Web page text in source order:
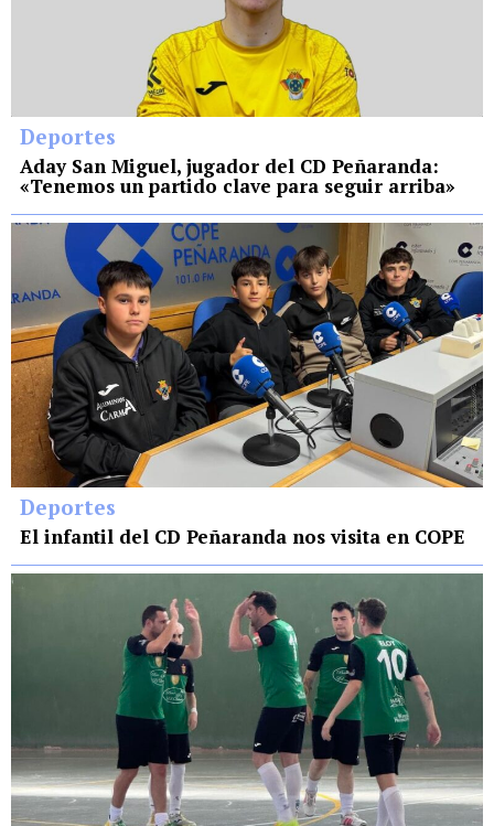
Deportes
Aday San Miguel, jugador del CD Peñaranda:
«Tenemos un partido clave para seguir arriba»
Deportes
El infantil del CD Peñaranda nos visita en COPE